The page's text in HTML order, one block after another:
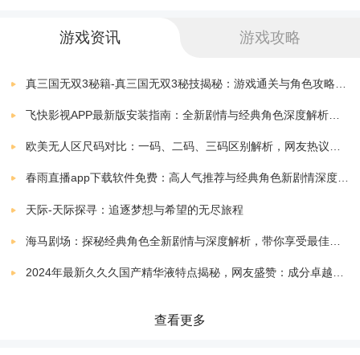
3. 场景和敌人：游戏中有各种不同的场景和敌人，如森
林、沙漠、城镇、水域等。敌人有各种不同的战斗类
型，包括近战、远程、特殊能力等，需要玩家灵活应
697.28 MB
火影忍者究极风暴4手机版
下载
火影忍者BNO
下载
v1.0.0.1 407.06 MB
v2020.12.23.15 688.16 MB
下载
火影忍者究极风暴4汉化版
游戏资讯 游戏攻略
飞快影视APP最新版安装指南：全新剧情与经典角色深度解析，带你体验极致观影快感
欧美无人区尺码对比：一码、二码、三码区别解析，网友热议：选择更精准，购物无忧！
春雨直播app下载软件免费：高人气推荐与经典角色新剧情深度解析指南
天际-天际探寻：追逐梦想与希望的无尽旅程
查看更多